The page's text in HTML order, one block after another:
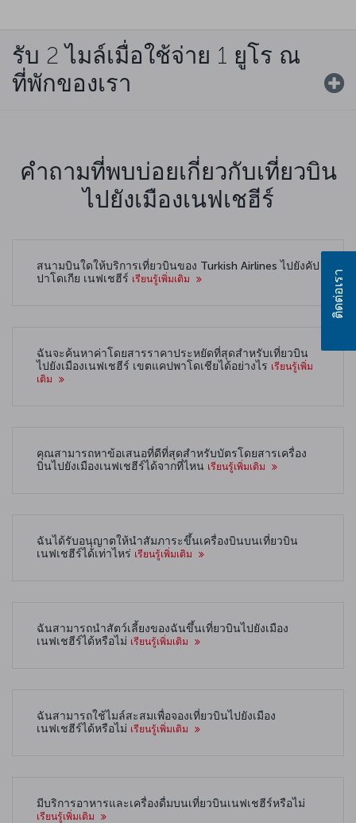
รับ 2 ไมล์เมื่อใช้จ่าย 1 ยูโร ณ
ที่พักของเรา
คำถามที่พบบ่อยเกี่ยวกับเที่ยวบิน
ไปยังเมืองเนฟเชฮีร์
สนามบินใดให้บริการเที่ยวบินของ Turkish Airlines ไปยังคัป
ปาโดเกีย เนฟเชฮีร์ เรียนรู้เพิ่มเติม
ฉันจะค้นหาค่าโดยสารราคาประหยัดที่สุดสำหรับเที่ยวบิน
ไปยังเมืองเนฟเชฮีร์ เขตแคปพาโดเชียได้อย่างไร เรียนรู้เพิ่ม
เติม
คุณสามารถหาข้อเสนอที่ดีที่สุดสำหรับบัตรโดยสารเครื่อง
บินไปยังเมืองเนฟเชฮีร์ได้จากที่ไหน เรียนรู้เพิ่มเติม
ฉันได้รับอนุญาตให้นำสัมภาระขึ้นเครื่องบินบนเที่ยวบิน
เนฟเชฮีร์ได้เท่าไหร่ เรียนรู้เพิ่มเติม
ฉันสามารถนำสัตว์เลี้ยงของฉันขึ้นเที่ยวบินไปยังเมือง
เนฟเชฮีร์ได้หรือไม่ เรียนรู้เพิ่มเติม
ฉันสามารถใช้ไมล์สะสมเพื่อจองเที่ยวบินไปยังเมือง
เนฟเชฮีร์ได้หรือไม่ เรียนรู้เพิ่มเติม
มีบริการอาหารและเครื่องดื่มบนเที่ยวบินเนฟเชฮีร์หรือไม่
เรียนรู้เพิ่มเติม
ติดต่อเรา